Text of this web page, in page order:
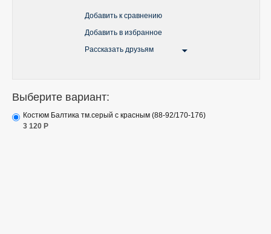
Добавить к сравнению
Добавить в избранное
Рассказать друзьям
Выберите вариант:
Костюм Балтика тм.серый с красным (88-92/170-176)
3 120 Р